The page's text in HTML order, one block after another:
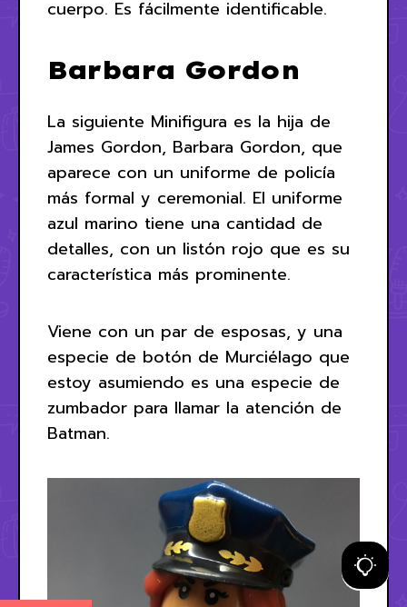
cuerpo. Es fácilmente identificable.
Barbara Gordon
La siguiente Minifigura es la hija de
James Gordon, Barbara Gordon, que
aparece con un uniforme de policía
más formal y ceremonial. El uniforme
azul marino tiene una cantidad de
detalles, con un listón rojo que es su
característica más prominente.
Viene con un par de esposas, y una
especie de botón de Murciélago que
estoy asumiendo es una especie de
zumbador para llamar la atención de
Batman.